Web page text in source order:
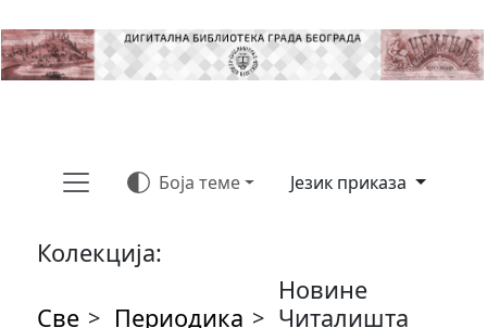
Боја теме Језик приказа
Колекција:
Све > Периодика >
Новине
Читалишта